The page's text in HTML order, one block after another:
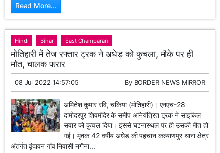
Read More...
Hindi Bihar East Champaran
मोतिहारी में तेज रफ्तार ट्रक ने अधेड़ को कुचला, मौके पर ही
मौत, चालक फरार
08 Jul 2022 14:57:05 By BORDER NEWS MIRROR
अमितेश कुमार रवि, चकिया (मोतिहारी)। एनएच-28
दामोदरपुर शिवमंदिर के समीप अनियंत्रित ट्रक ने साइकिल
सवार को कुचल दिया। इससे घटनास्थल पर ही उसकी मौत हो
गई। मृतक 42 वर्षीय अधेड़ की पहचान कल्याणपुर थाना क्षेत्र
अंतर्गत वृंदावन गांव निवासी नगीना...